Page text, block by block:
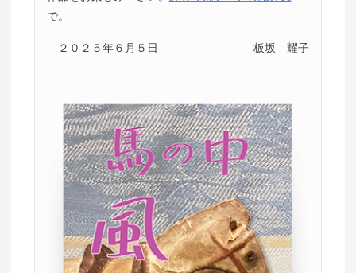
で。
２０２５年６月５日 板坂 耀子